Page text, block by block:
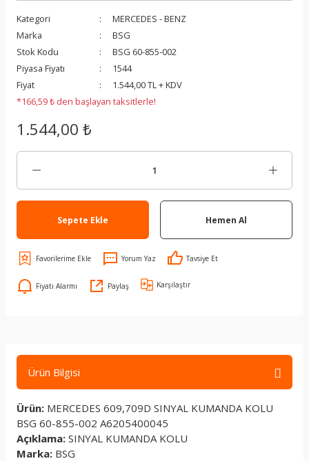
Kategori
MERCEDES - BENZ
Marka
BSG
Stok Kodu
BSG 60-855-002
Piyasa Fiyatı
1544
Fiyat
1.544,00 TL + KDV
*166,59 ₺ den başlayan taksitlerle!
1.544,00 ₺
Sepete Ekle Hemen Al
Yorum Yaz Tavsiye Et
Fiyatı Alarmı Paylaş Karşılaştır
Ürün Bilgisi
Ürün: MERCEDES 609,709D SINYAL KUMANDA KOLU
BSG 60-855-002 A6205400045
Açıklama: SINYAL KUMANDA KOLU
Marka: BSG